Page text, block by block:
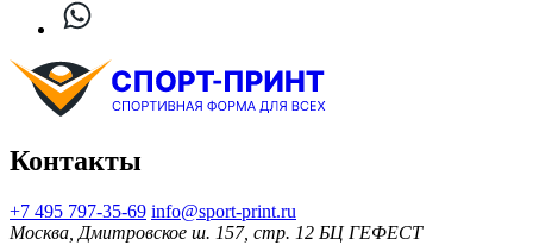
Контакты
+7 495 797‑35-69 info@sport-print.ru
Москва, Дмитровское ш. 157, стр. 12 БЦ ГЕФЕСТ